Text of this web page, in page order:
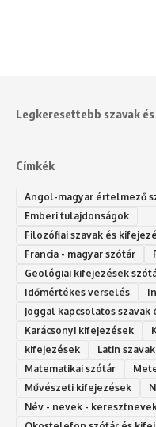
Legkeresettebb szavak
Címkék
Angol-magyar értelmező
Emberi tulajdonságok
Filozófiai szavak és
Francia - magyar szótár
Geológiai kifejezések
Időmértékes verselés
Joggal kapcsolatos szavak
Karácsonyi kifejezések
kifejezések
Latin szavak
Matematikai szótár
Művészeti kifejezések
Név - nevek -